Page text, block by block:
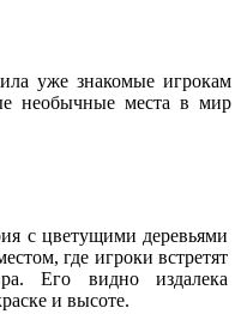
уже знакомые игрокам
необычные места в мир
с цветущими деревьями
где игроки встретят
Его видно издалека
и высоте.